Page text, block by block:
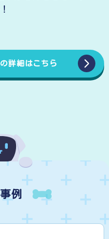
詳細はこちら
例